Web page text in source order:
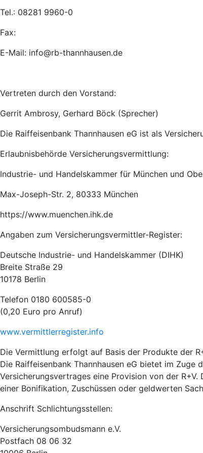
Tel.: 08281 9960-0
Fax:
E-Mail: info@rb-thannhausen.de
Vertreten durch den Vorstand:
Gerrit Ambrosy, Gerhard Böck (Sprecher)
Die Raiffeisenbank Thannhausen eG ist als
Erlaubnisbehörde Versicherungsvermittlung:
Industrie- und Handelskammer für München und
Max-Joseph-Str. 2, 80333 München
https://www.muenchen.ihk.de
Angaben zum Versicherungsvermittler-Register:
Deutsche Industrie- und Handelskammer (DIHK)
Breite Straße 29
10178 Berlin
Telefon 0180 600585-0
(0,20 Euro pro Anruf)
www.vermittlerregister.info
Die Vermittlung erfolgt auf Basis der Produkte der
Die Raiffeisenbank Thannhausen eG bietet im
Versicherungsvertrages eine Provision von der
einer Bonifikation, Zuschüssen oder geldwerten
Anschrift Schlichtungsstellen:
Versicherungsombudsmann e.V.
Postfach 08 06 32